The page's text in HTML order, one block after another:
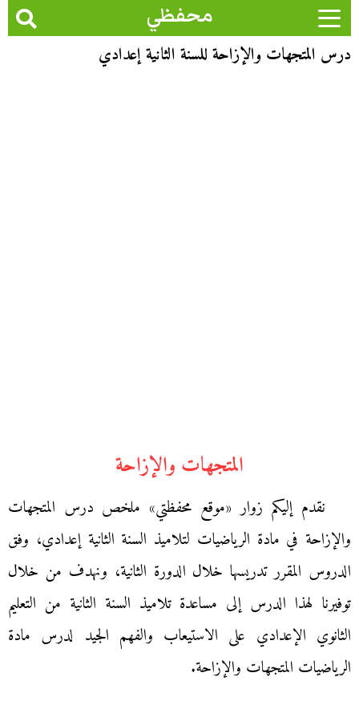
محفظي
درس المتجهات والإزاحة للسنة الثانية إعدادي
المتجهات والإزاحة
نقدم إليكم زوار «موقع محفظتي» ملخص درس المتجهات
والإزاحة في مادة الرياضيات لتلاميذ السنة الثانية إعدادي، وفق
الدروس المقرر تدريسها خلال الدورة الثانية، ونهدف من خلال
توفيرنا لهذا الدرس إلى مساعدة تلاميذ السنة الثانية من التعليم
الثانوي الإعدادي على الاستيعاب والفهم الجيد لدرس مادة
الرياضيات المتجهات والإزاحة.